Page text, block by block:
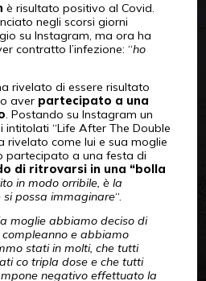
è risultato positivo al Covid.
negli scorsi giorni
su Instagram, ma ora ha
contratto l’infezione: “ho
rivelato di essere risultato
aver partecipato a una
. Postando su Instagram un
“Life After The Double
rivelato come lui e sua moglie
partecipato a una festa di
di ritrovarsi in una “bolla
in modo orribile, è la
si possa immaginare“.
moglie abbiamo deciso di
e abbiamo
stati in molti, che tutti
co tripla dose e che tutti
negativo effettuato la